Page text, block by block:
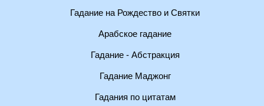
Гадание на Рождество и Святки
Арабское гадание
Гадание - Абстракция
Гадание Маджонг
Гадания по цитатам